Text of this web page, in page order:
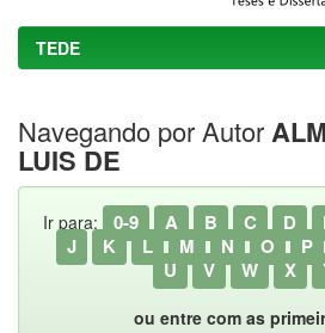
TEDE
Navegando por Autor
LUIS DE
Ir para: 0-9 A B C D
J
K L M N O P
U
V W X
ou entre com as